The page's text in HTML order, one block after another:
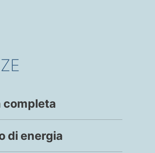
completa
di energia